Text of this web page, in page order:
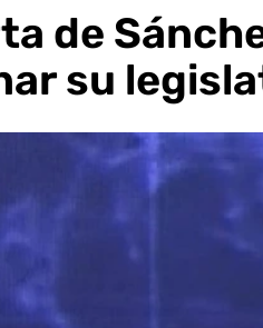
de
su